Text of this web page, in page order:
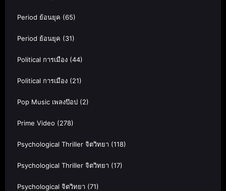
Period ย้อนยุค (65)
Period ย้อนยุค (31)
Political การเมือง (44)
Political การเมือง (21)
Pop Music เพลงป๊อป (2)
Prime Video (278)
Psychological Thriller จิตวิทยา (118)
Psychological Thriller จิตวิทยา (17)
Psychological จิตวิทยา (71)